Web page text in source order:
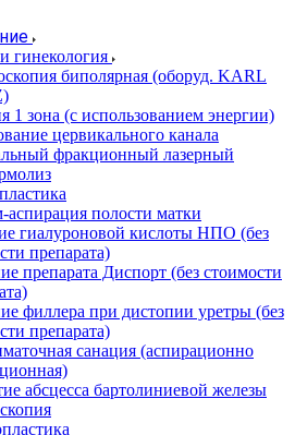
гинекология
биполярная (оборуд. KARL
1 зона (с использованием энергии)
цервикального канала
фракционный лазерный
аспирация полости матки
гиалуроновой кислоты НПО (без
препарата)
препарата Диспорт (без стоимости
филлера при дистопии уретры (без
препарата)
санация (аспирационно
абсцесса бартолиниевой железы